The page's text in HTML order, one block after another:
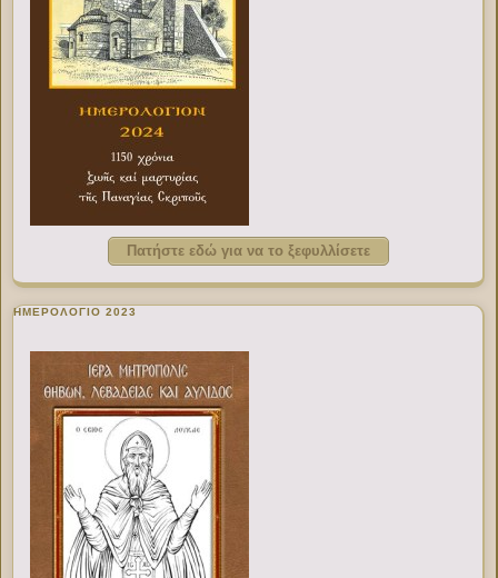
Πατήστε εδώ για να το ξεφυλλίσετε
ΗΜΕΡΟΛΟΓΙΟ 2023